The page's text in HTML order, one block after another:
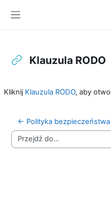
Klauzula RODO
Kliknij Klauzula RODO, aby
← Polityka
Przejdź do...